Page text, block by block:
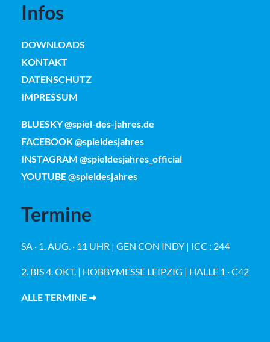
Infos
DOWNLOADS
KONTAKT
DATENSCHUTZ
IMPRESSUM
BLUESKY @spiel-des-jahres.de
FACEBOOK @spieldesjahres
INSTAGRAM @spieldesjahres_official
YOUTUBE @spieldesjahres
Termine
SA · 1. AUG. · 11 UHR | GEN CON INDY | ICC : 244
2. BIS 4. OKT. | HOBBYMESSE LEIPZIG | HALLE 1 · C42
ALLE TERMINE ➜